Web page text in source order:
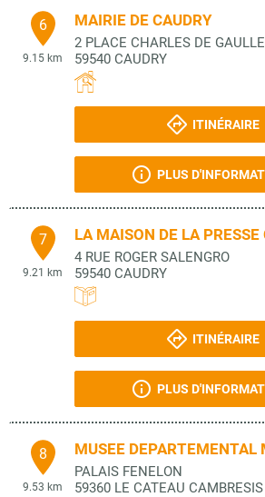
6
9.15 km
MAIRIE DE CAUDRY
2 PLACE CHARLES DE GAULLE
59540 CAUDRY
ITINÉRAIRE
PLUS
7
9.21 km
LA MAISON DE LA PRESSE
4 RUE ROGER SALENGRO
59540 CAUDRY
ITINÉRAIRE
PLUS
8
9.53 km
MUSEE DEPARTEMENTAL
PALAIS FENELON
59360 LE CATEAU CAMBRESIS